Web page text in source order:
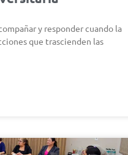
y responder cuando la
que trascienden las